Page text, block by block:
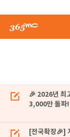
🎉 2026년 최
3,000만 돌파!
[전국확장🎉]